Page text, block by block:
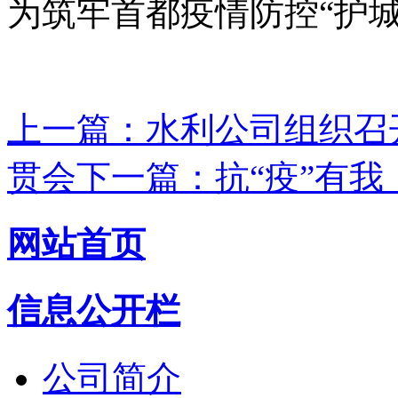
为筑牢首都疫情防控“护
上一篇：水利公司组织
贯会下一篇：抗“疫”有
网站首页
信息公开栏
公司简介